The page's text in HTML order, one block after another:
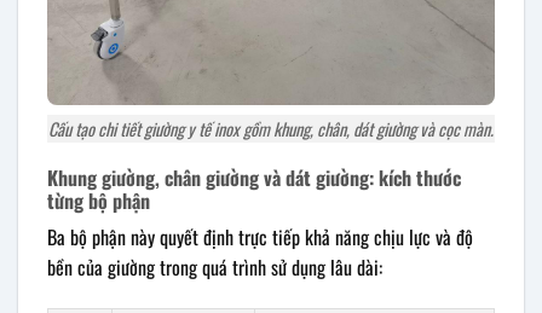
Cấu tạo chi tiết giường y tế inox gồm khung, chân, dát giường và cọc màn.
Khung giường, chân giường và dát giường: kích thước
từng bộ phận
Ba bộ phận này quyết định trực tiếp khả năng chịu lực và độ
bền của giường trong quá trình sử dụng lâu dài: